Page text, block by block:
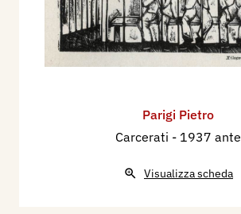
Parigi Pietro
Carcerati - 1937 ante
Visualizza scheda